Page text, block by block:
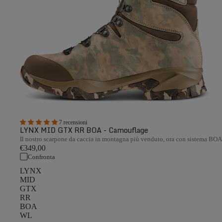
7 recensioni
LYNX MID GTX RR BOA - Camouflage
Il nostro scarpone da caccia in montagna più venduto, ora con sistema
€349,00
Confronta
LYNX
MID
GTX
RR
BOA
WL